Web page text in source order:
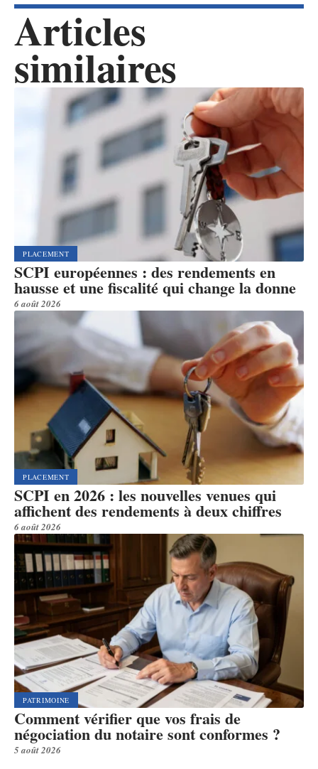
Articles
similaires
PLACEMENT
SCPI européennes : des rendements en
hausse et une fiscalité qui change la donne
6 août 2026
PLACEMENT
SCPI en 2026 : les nouvelles venues qui
affichent des rendements à deux chiffres
6 août 2026
PATRIMOINE
Comment vérifier que vos frais de
négociation du notaire sont conformes ?
5 août 2026